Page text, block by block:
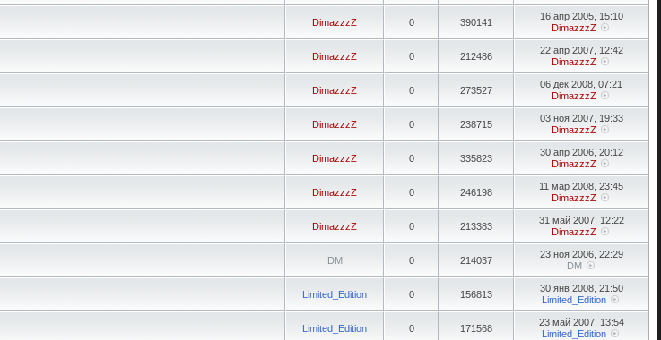
DimazzzZ 0 390141
16 апр 2005, 15:10
DimazzzZ
DimazzzZ 0 212486
22 апр 2007, 12:42
DimazzzZ
DimazzzZ 0 273527
06 дек 2008, 07:21
DimazzzZ
DimazzzZ 0 238715
03 ноя 2007, 19:33
DimazzzZ
DimazzzZ 0 335823
30 апр 2006, 20:12
DimazzzZ
DimazzzZ 0 246198
11 мар 2008, 23:45
DimazzzZ
DimazzzZ 0 213383
31 май 2007, 12:22
DimazzzZ
DM 0 214037
23 ноя 2006, 22:29
DM
Limited_Edition 0 156813
30 янв 2008, 21:50
Limited_Edition
Limited_Edition 0 171568
23 май 2007, 13:54
Limited_Edition